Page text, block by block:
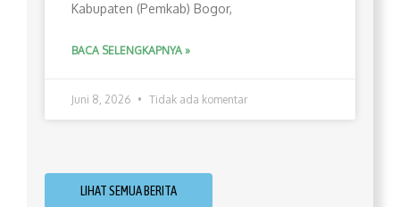
Kabupaten (Pemkab) Bogor,
BACA SELENGKAPNYA »
Juni 8, 2026 Tidak ada komentar
LIHAT SEMUA BERITA